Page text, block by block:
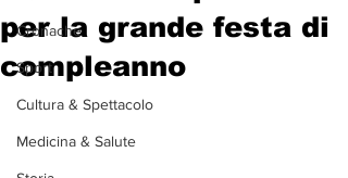
Cronache
Sport
Cultura & Spettacolo
Medicina & Salute
per la grande festa di
compleanno